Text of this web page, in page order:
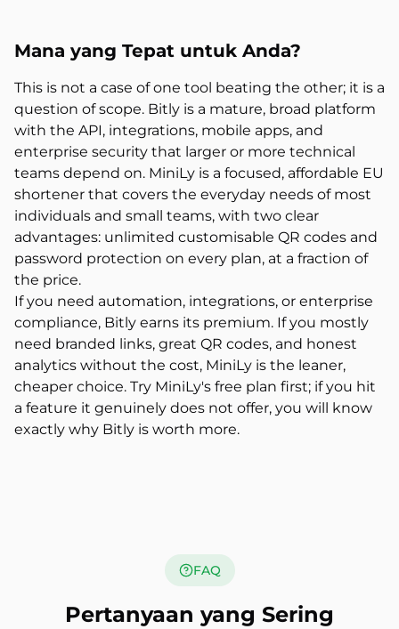
Mana yang Tepat untuk Anda?
This is not a case of one tool beating the other; it is a
question of scope. Bitly is a mature, broad platform
with the API, integrations, mobile apps, and
enterprise security that larger or more technical
teams depend on. MiniLy is a focused, affordable EU
shortener that covers the everyday needs of most
individuals and small teams, with two clear
advantages: unlimited customisable QR codes and
password protection on every plan, at a fraction of
the price.
If you need automation, integrations, or enterprise
compliance, Bitly earns its premium. If you mostly
need branded links, great QR codes, and honest
analytics without the cost, MiniLy is the leaner,
cheaper choice. Try MiniLy's free plan first; if you hit
a feature it genuinely does not offer, you will know
exactly why Bitly is worth more.
FAQ
Pertanyaan yang Sering